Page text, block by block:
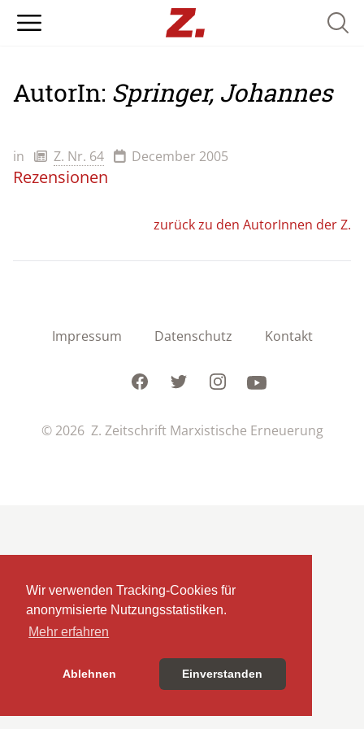
Wir verwenden Tracking-Cookies für
anonymisierte Nutzungsstatistiken.
Mehr erfahren
Ablehnen Einverstanden
AutorIn: Springer, Johannes
in Z. Nr. 64 December 2005
Rezensionen
zurück zu den AutorInnen der Z.
Impressum Datenschutz Kontakt
FacebookTwitterInstagramYoutube
© 2026 Z. Zeitschrift Marxistische Erneuerung